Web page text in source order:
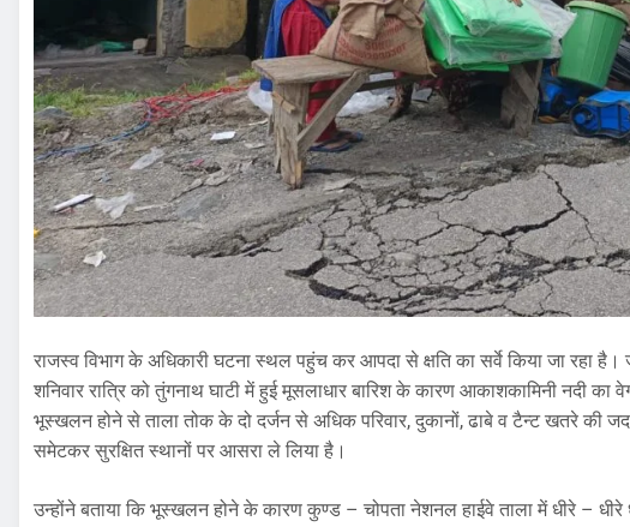
राजस्व विभाग के अधिकारी घटना स्थल पहुंच कर आपदा से क्षति का सर्वे किया जा रहा है।
शनिवार रात्रि को तुंगनाथ घाटी में हुई मूसलाधार बारिश के कारण आकाशकामिनी नदी
भूस्खलन होने से ताला तोक के दो दर्जन से अधिक परिवार, दुकानों, ढाबे व टैन्ट खतरे की
समेटकर सुरक्षित स्थानों पर आसरा ले लिया है।
उन्होंने बताया कि भूस्खलन होने के कारण कुण्ड – चोपता नेशनल हाईवे ताला में धीरे –